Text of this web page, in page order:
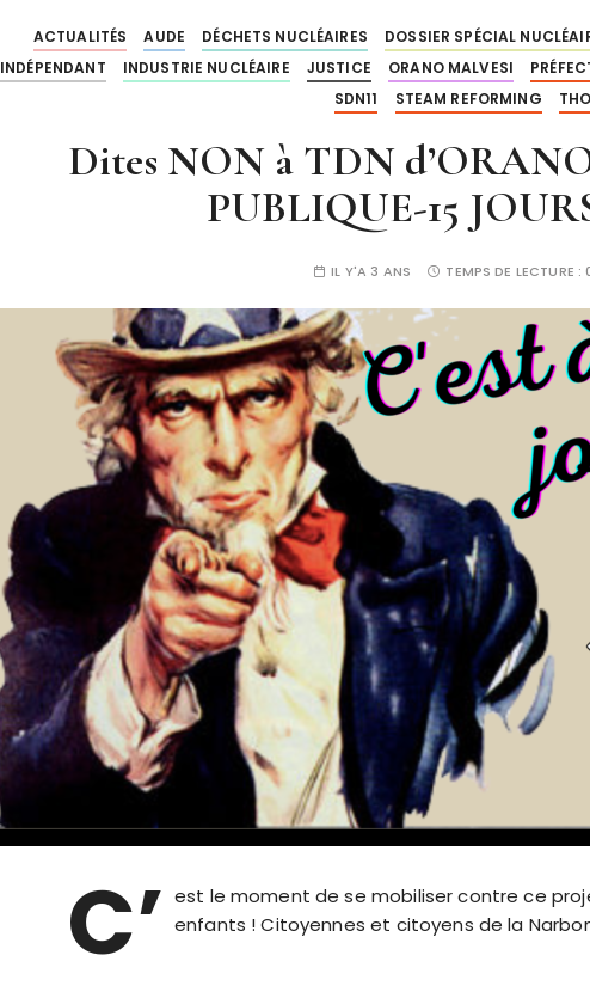
ACTUALITÉS AUDE DÉCHETS NUCLÉAIRES DOSSIER SPÉCIAL
INDÉPENDANT
INDUSTRIE NUCLÉAIRE JUSTICE ORANO MALVESI
SDN11
STEAM REFORMING
Dites NON à TDN
PUBLIQUE-15
IL Y'A 3 ANS TEMPS DE LECTURE :
C’ est le moment de se mobiliser contre ce
enfants ! Citoyennes et citoyens de la